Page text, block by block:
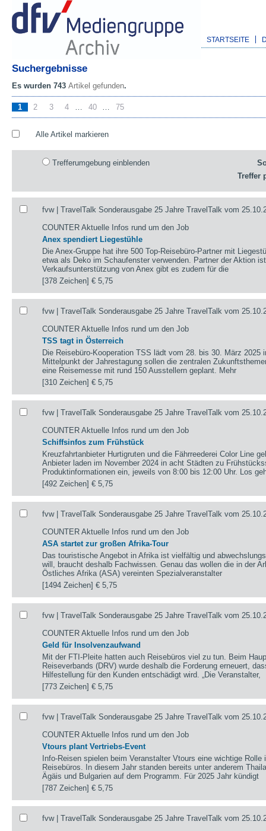
STARTSEITE
Suchergebnisse
Es wurden 743 Artikel gefunden.
1 2 3 4 … 40 … 75
Alle Artikel markieren
Trefferumgebung einblenden
Treffer
fvw | TravelTalk Sonderausgabe 25 Jahre TravelTalk vom
COUNTER Aktuelle Infos rund um den Job
Anex spendiert Liegestühle
Die Anex-Gruppe hat ihre 500 Top-Reisebüro-Partner mit
etwa als Deko im Schaufenster verwenden. Partner der Aktion
Verkaufsunterstützung von Anex gibt es zudem für die
[378 Zeichen]€ 5,75
fvw | TravelTalk Sonderausgabe 25 Jahre TravelTalk vom
COUNTER Aktuelle Infos rund um den Job
TSS tagt in Österreich
Die Reisebüro-Kooperation TSS lädt vom 28. bis 30. März
Mittelpunkt der Jahrestagung sollen die zentralen
eine Reisemesse mit rund 150 Ausstellern geplant. Mehr
[310 Zeichen]€ 5,75
fvw | TravelTalk Sonderausgabe 25 Jahre TravelTalk vom
COUNTER Aktuelle Infos rund um den Job
Schiffsinfos zum Frühstück
Kreuzfahrtanbieter Hurtigruten und die Fährreederei Color Line
Anbieter laden im November 2024 in acht Städten zu
Produktinformationen ein, jeweils von 8:00 bis 12:00 Uhr. Los
[492 Zeichen]€ 5,75
fvw | TravelTalk Sonderausgabe 25 Jahre TravelTalk vom
COUNTER Aktuelle Infos rund um den Job
ASA startet zur großen Afrika-Tour
Das touristische Angebot in Afrika ist vielfältig und
will, braucht deshalb Fachwissen. Genau das wollen die in der
Östliches Afrika (ASA) vereinten Spezialveranstalter
[1494 Zeichen]€ 5,75
fvw | TravelTalk Sonderausgabe 25 Jahre TravelTalk vom
COUNTER Aktuelle Infos rund um den Job
Geld für Insolvenzaufwand
Mit der FTI-Pleite hatten auch Reisebüros viel zu tun. Beim
Reiseverbands (DRV) wurde deshalb die Forderung erneuert,
Hilfestellung für den Kunden entschädigt wird. „Die Veranstalter,
[773 Zeichen]€ 5,75
fvw | TravelTalk Sonderausgabe 25 Jahre TravelTalk vom
COUNTER Aktuelle Infos rund um den Job
Vtours plant Vertriebs-Event
Info-Reisen spielen beim Veranstalter Vtours eine wichtige Rolle
Reisebüros. In diesem Jahr standen bereits unter anderem
Ägäis und Bulgarien auf dem Programm. Für 2025 Jahr kündigt
[787 Zeichen]€ 5,75
fvw | TravelTalk Sonderausgabe 25 Jahre TravelTalk vom